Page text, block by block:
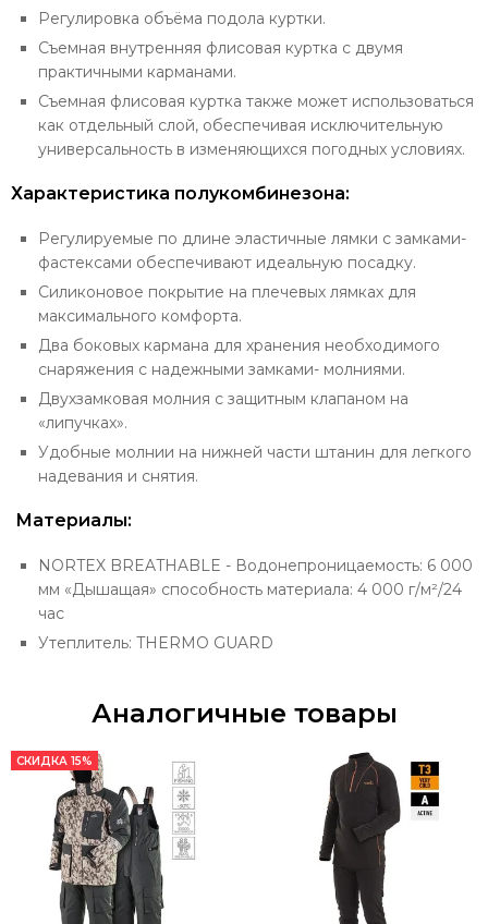
Регулировка объёма подола куртки.
Съемная внутренняя флисовая куртка с двумя
практичными карманами.
Съемная флисовая куртка также может использоваться
как отдельный слой, обеспечивая исключительную
универсальность в изменяющихся погодных условиях.
Характеристика полукомбинезона:
Регулируемые по длине эластичные лямки с замками-
фастексами обеспечивают идеальную посадку.
Силиконовое покрытие на плечевых лямках для
максимального комфорта.
Два боковых кармана для хранения необходимого
снаряжения с надежными замками- молниями.
Двухзамковая молния с защитным клапаном на
«липучках».
Удобные молнии на нижней части штанин для легкого
надевания и снятия.
Материалы:
NORTEX BREATHABLE - Водонепроницаемость: 6 000
мм «Дышащая» способность материала: 4 000 г/м²/24
час
Утеплитель: THERMO GUARD
Аналогичные товары
СКИДКА 15%